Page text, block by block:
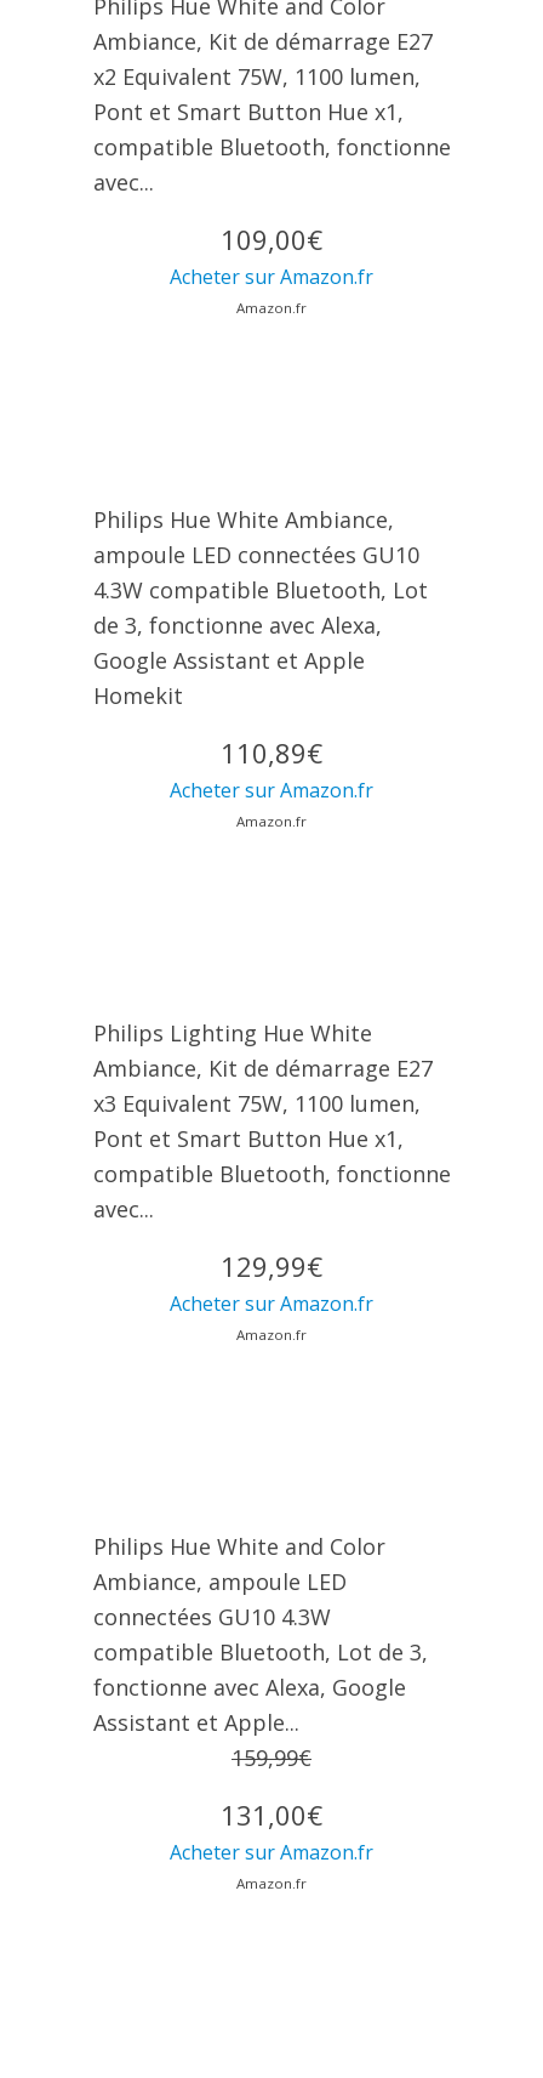
Philips Hue White and Color
Ambiance, Kit de démarrage E27
x2 Equivalent 75W, 1100 lumen,
Pont et Smart Button Hue x1,
compatible Bluetooth, fonctionne
avec...
109,00€
Acheter sur Amazon.fr
Amazon.fr
Philips Hue White Ambiance,
ampoule LED connectées GU10
4.3W compatible Bluetooth, Lot
de 3, fonctionne avec Alexa,
Google Assistant et Apple
Homekit
110,89€
Acheter sur Amazon.fr
Amazon.fr
Philips Lighting Hue White
Ambiance, Kit de démarrage E27
x3 Equivalent 75W, 1100 lumen,
Pont et Smart Button Hue x1,
compatible Bluetooth, fonctionne
avec...
129,99€
Acheter sur Amazon.fr
Amazon.fr
Philips Hue White and Color
Ambiance, ampoule LED
connectées GU10 4.3W
compatible Bluetooth, Lot de 3,
fonctionne avec Alexa, Google
Assistant et Apple...
159,99€
131,00€
Acheter sur Amazon.fr
Amazon.fr